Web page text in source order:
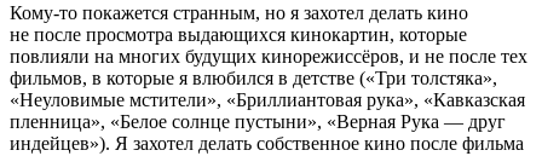
Кому-то покажется странным, но я захотел делать кино
не после просмотра выдающихся кинокартин, которые
повлияли на многих будущих кинорежиссёров, и не после тех
фильмов, в которые я влюбился в детстве («Три толстяка»,
«Неуловимые мстители», «Бриллиантовая рука», «Кавказская
пленница», «Белое солнце пустыни», «Верная Рука — друг
индейцев»). Я захотел делать собственное кино после фильма